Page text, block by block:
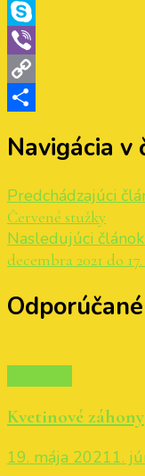
Messenger
Skype
Viber
Copy
Navigácia v
Predchádzajúci
Červené stužky
Nasledujúci článok
decembra 2021 do
Kvetinové záhony
19. mája 20211.